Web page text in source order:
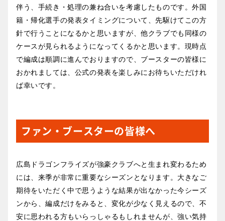
伴う、手続き・処理の兼ね合いを考慮したものです。外国
籍・帰化選手の発表タイミングについて、先駆けてこの方
針で行うことになるかと思いますが、他クラブでも同様の
ケースが見られるようになってくるかと思います。現時点
で編成は順調に進んでおりますので、ブースターの皆様に
おかれましては、公式の発表を楽しみにお待ちいただけれ
ば幸いです。
ファン・ブースターの皆様へ
広島ドラゴンフライズが強豪クラブへと生まれ変わるため
には、来季が非常に重要なシーズンとなります。大きなご
期待をいただく中で思うような結果が出なかった今シーズ
ンから、編成だけをみると、変化が少なく見えるので、不
安に思われる方もいらっしゃるもしれませんが、強い気持